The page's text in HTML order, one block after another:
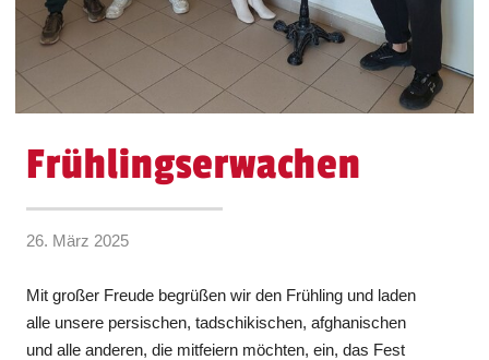
Frühlingserwachen
26. März 2025
Mit großer Freude begrüßen wir den Frühling und laden
alle unsere persischen, tadschikischen, afghanischen
und alle anderen, die mitfeiern möchten, ein, das Fest